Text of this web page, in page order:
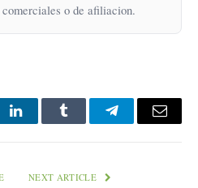
o de afiliacion.
LinkedInTumblr TelegramEmail
NEXT ARTICLE